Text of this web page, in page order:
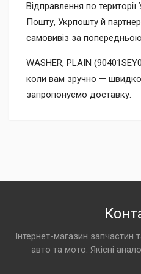
Відправлення по
Пошту, Укрпошту й
самовивіз за
WASHER, PLAIN
коли вам зручно — швидко
запропонуємо доставку.
Інтернет-магазин запчастин
авто та мото. Якісні